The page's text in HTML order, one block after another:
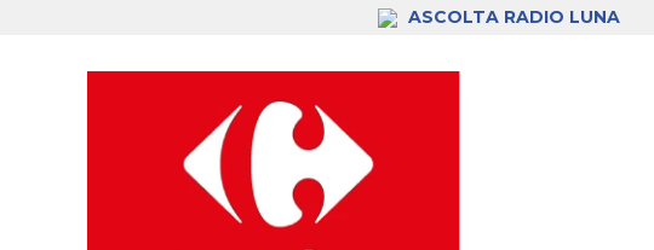
ASCOLTA RADIO LUNA